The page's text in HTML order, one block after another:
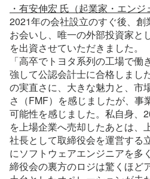
・有安伸宏 氏（起業家・エンジ
2021年の会社設立のすぐ後、創
お会いし、唯一の外部投資家と
を出資させていただきました。
「高卒でトヨタ系列の工場で
強して公認会計士に合格しまし
の実直さに、大きな魅力と、市
さ（FMF）を感じましたが、事
可能性を感じました。私自身、
を上場企業へ売却したあとは、
社長として取締役会を運営する
にソフトウェアエンジニアを多
締役会の裏方のロジは驚くほど